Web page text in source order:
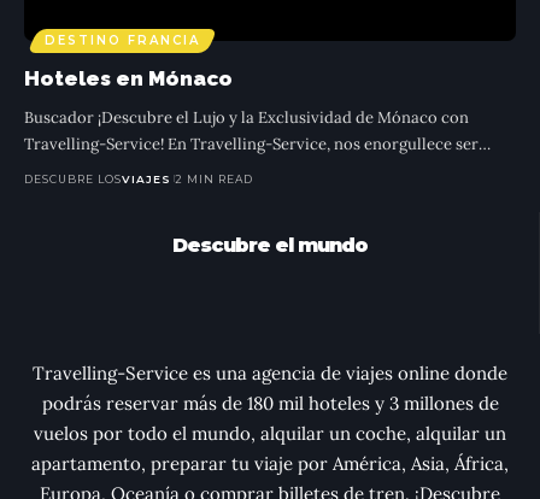
DESTINO FRANCIA
Hoteles en Mónaco
Buscador ¡Descubre el Lujo y la Exclusividad de Mónaco con
Travelling-Service! En Travelling-Service, nos enorgullece ser…
DESCUBRE LOSVIAJES 2 MIN READ
Descubre el mundo
Travelling-Service es una agencia de viajes online donde
podrás reservar más de 180 mil hoteles y 3 millones de
vuelos por todo el mundo, alquilar un coche, alquilar un
apartamento, preparar tu viaje por América, Asia, África,
Europa, Oceanía o comprar billetes de tren. ¡Descubre